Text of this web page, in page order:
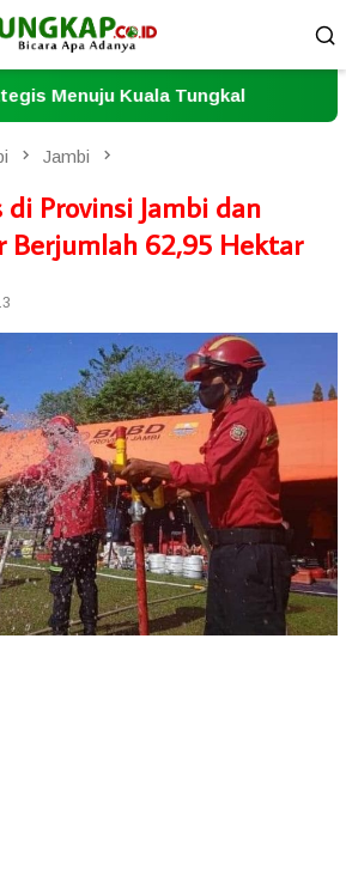
Jangan Ulangi Tragedi Irak di
Jambi
Provinsi Jambi dan
Berjumlah 62,95 Hektar